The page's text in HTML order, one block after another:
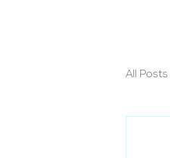
All Posts